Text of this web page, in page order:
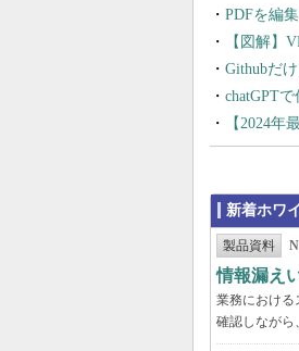
PDFを編
【図解】
Githubだ
chatGPT
【2024
新着ホワ
製品資料
情報漏え
業務における
確認しながら